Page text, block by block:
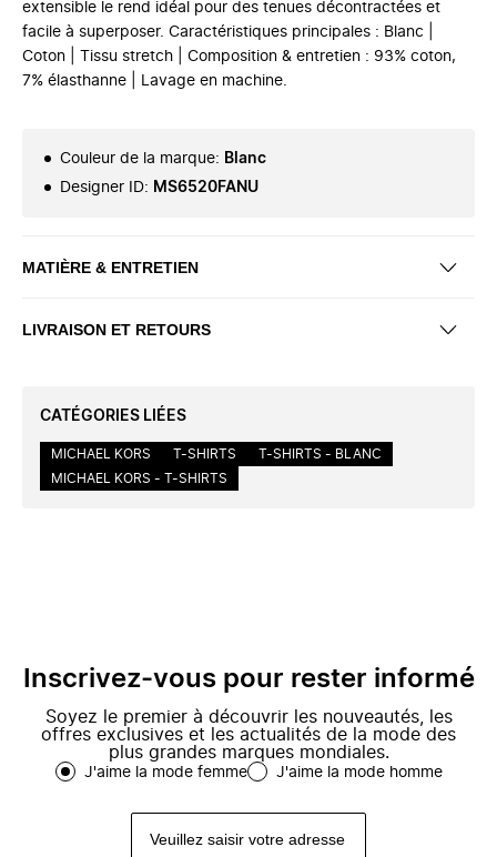
extensible le rend idéal pour des tenues décontractées et
facile à superposer. Caractéristiques principales : Blanc |
Coton | Tissu stretch | Composition & entretien : 93% coton,
7% élasthanne | Lavage en machine.
Couleur de la marque: Blanc
Designer ID: MS6520FANU
MATIÈRE & ENTRETIEN
LIVRAISON ET RETOURS
CATÉGORIES LIÉES
MICHAEL KORS T-SHIRTS
T-SHIRTS - BLANC
MICHAEL KORS - T-SHIRTS
Inscrivez-vous pour rester informé
Soyez le premier à découvrir les nouveautés, les
offres exclusives et les actualités de la mode des
plus grandes marques mondiales.
J'aime la mode femme J'aime la mode homme